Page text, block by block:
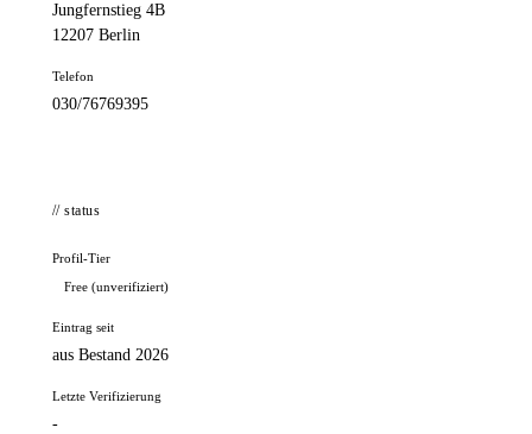
Jungfernstieg 4B
12207 Berlin
Telefon
030/76769395
// status
Profil-Tier
Free (unverifiziert)
Eintrag seit
aus Bestand 2026
Letzte Verifizierung
-